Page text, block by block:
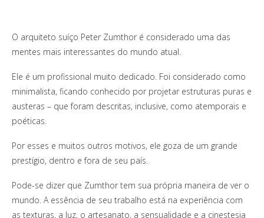
O arquiteto suíço Peter Zumthor é considerado uma das
mentes mais interessantes do mundo atual.
Ele é um profissional muito dedicado. Foi considerado como
minimalista, ficando conhecido por projetar estruturas puras e
austeras – que foram descritas, inclusive, como atemporais e
poéticas.
Por esses e muitos outros motivos, ele goza de um grande
prestígio, dentro e fora de seu país.
Pode-se dizer que Zumthor tem sua própria maneira de ver o
mundo. A essência de seu trabalho está na experiência com
as texturas, a luz, o artesanato, a sensualidade e a cinestesia